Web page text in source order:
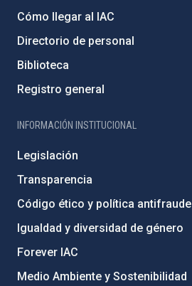
Cómo llegar al IAC
Directorio de personal
Biblioteca
Registro general
INFORMACIÓN INSTITUCIONAL
Legislación
Transparencia
Código ético y política antifraude
Igualdad y diversidad de género
Forever IAC
Medio Ambiente y Sostenibilidad